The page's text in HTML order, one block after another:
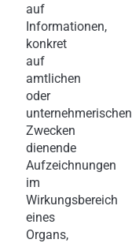
auf
Informationen,
konkret
auf
amtlichen
oder
unternehmerischen
Zwecken
dienende
Aufzeichnungen
im
Wirkungsbereich
eines
Organs,